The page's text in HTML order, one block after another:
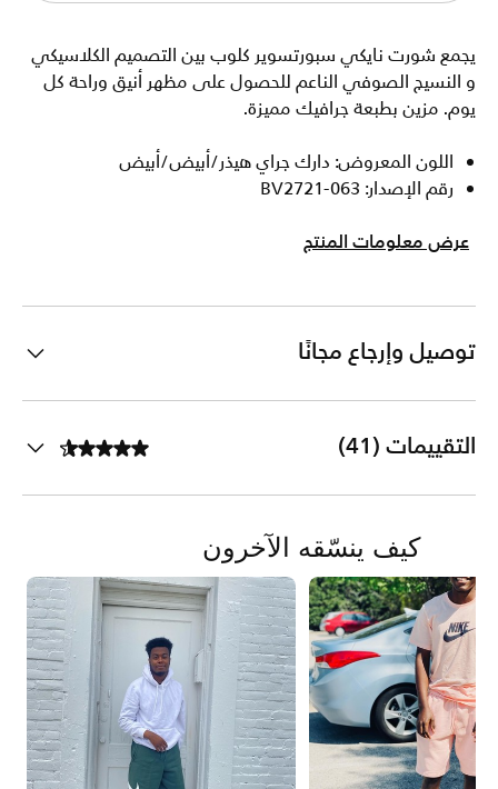
يجمع شورت نايكي سبورتسوير كلوب بين التصميم الكلاسيكي
و النسيج الصوفي الناعم للحصول على مظهر أنيق وراحة كل
يوم. مزين بطبعة جرافيك مميزة.
اللون المعروض: دارك جراي هيذر/أبيض/أبيض
رقم الإصدار: BV2721-063
عرض معلومات المنتج
توصيل وإرجاع مجانًا
التقييمات (41)